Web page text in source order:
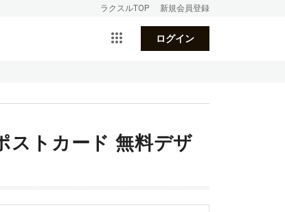
ラクスルTOP 新規会員登録
ログイン
ストカード 無料デザ